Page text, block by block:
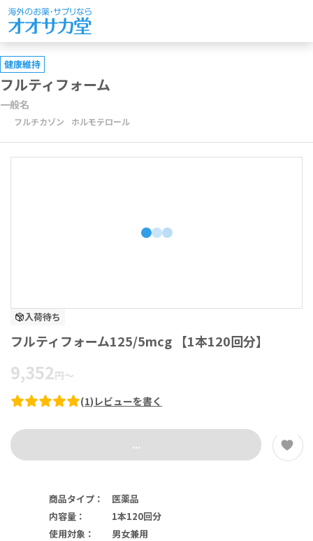
健康維持
フルティフォーム
一般名
フルチカゾン ホルモテロール
入荷待ち
フルティフォーム125/5mcg 【1本120回分】
9,352円～
(1) レビューを書く
...
商品タイプ ：
医薬品
内容量 ：
1本120回分
使用対象 ：
男女兼用